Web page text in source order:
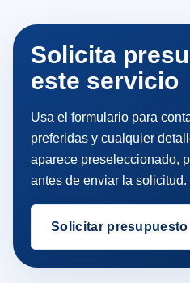
Solicita
este servicio
Usa el formulario para
preferidas y cualquier
aparece preseleccionado,
antes de enviar la solicitud.
Solicitar presupuesto